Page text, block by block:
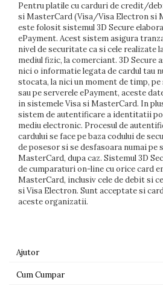
Pentru platile cu carduri de credit/
si MasterCard (Visa/Visa Electron si
este folosit sistemul 3D Secure
ePayment. Acest sistem asigura
nivel de securitate ca si cele realizate
mediul fizic, la comerciant. 3D Secure
nici o informatie legata de cardul tau
stocata, la nici un moment de timp,
sau pe serverele ePayment, aceste
in sistemele Visa si MasterCard. In
sistem de autentificare a identitatii
mediu electronic. Procesul de
cardului se face pe baza codului de
de posesor si se desfasoara numai pe
MasterCard, dupa caz. Sistemul 3D
de cumparaturi on-line cu orice card
MasterCard, inclusiv cele de debit si
si Visa Electron. Sunt acceptate si
aceste organizatii.
Ajutor
Cum Cumpar